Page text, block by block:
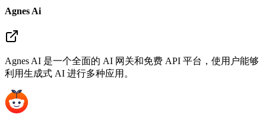
Agnes Ai
Agnes AI 是一个全面的 AI 网关和免费 API 平台，使用户能够
利用生成式 AI 进行多种应用。